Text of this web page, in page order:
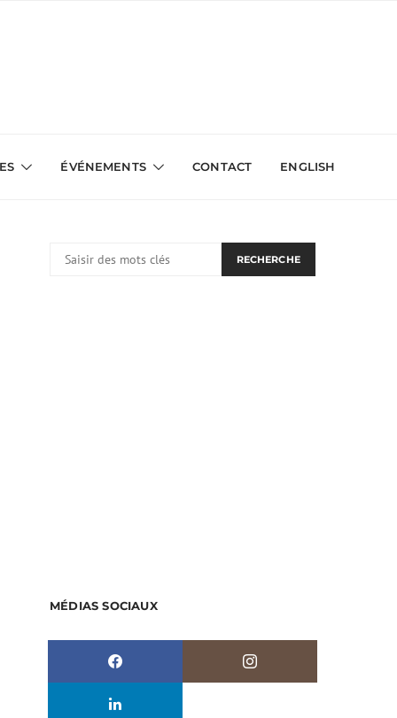
ÉVÉNEMENTS CONTACT ENGLISH
RECHERCHE
MÉDIAS SOCIAUX